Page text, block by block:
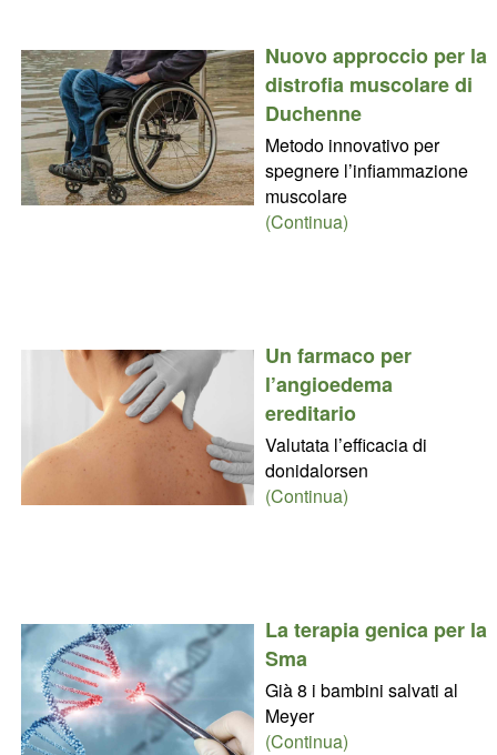
Nuovo approccio per la
distrofia muscolare di
Duchenne
Metodo innovativo per
spegnere l’infiammazione
muscolare
(Continua)
Un farmaco per
l’angioedema
ereditario
Valutata l’efficacia di
donidalorsen
(Continua)
La terapia genica per la
Sma
Già 8 i bambini salvati al
Meyer
(Continua)